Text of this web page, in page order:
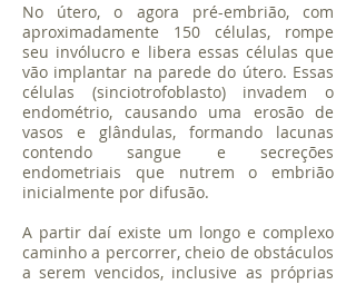
No útero, o agora pré-embrião, com
aproximadamente 150 células, rompe
seu invólucro e libera essas células que
vão implantar na parede do útero. Essas
células (sinciotrofoblasto) invadem o
endométrio, causando uma erosão de
vasos e glândulas, formando lacunas
contendo sangue e secreções
endometriais que nutrem o embrião
inicialmente por difusão.
A partir daí existe um longo e complexo
caminho a percorrer, cheio de obstáculos
a serem vencidos, inclusive as próprias